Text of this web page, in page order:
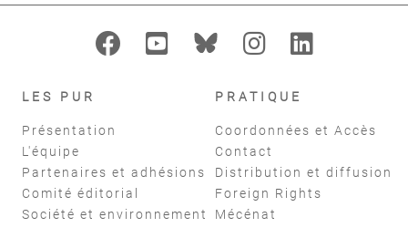
LES PUR
Présentation
L'équipe
Partenaires et adhésions
Comité éditorial
Société et environnement
PRATIQUE
Coordonnées et Accès
Contact
Distribution et diffusion
Foreign Rights
Mécénat